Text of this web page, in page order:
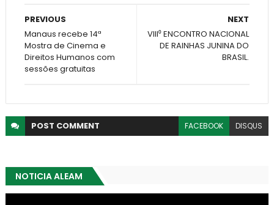
NEXT
VIII⁰ ENCONTRO NACIONAL
DE RAINHAS JUNINA DO
BRASIL.
PREVIOUS
Manaus recebe 14ª
Mostra de Cinema e
Direitos Humanos com
sessões gratuitas
POST COMMENT FACEBOOK DISQUS
NOTICIA ALEAM